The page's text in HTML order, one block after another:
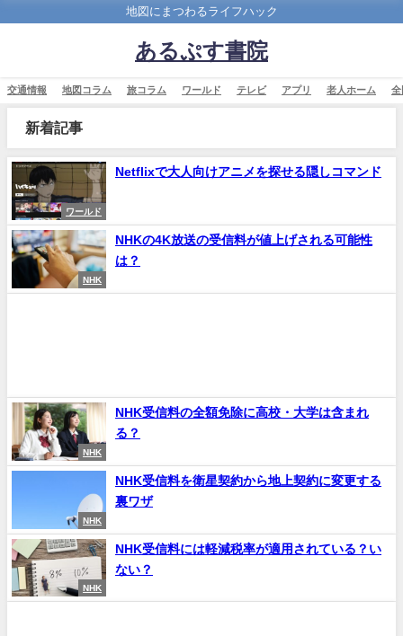
地図にまつわるライフハック
あるぷす書院
交通情報 地図コラム 旅コラム ワールド テレビ アプリ 老人ホーム 全
新着記事
ワールド
Netflixで大人向けアニメを探せる隠しコマンド
NHK
NHKの4K放送の受信料が値上げされる可能性
は？
NHK
NHK受信料の全額免除に高校・大学は含まれ
る？
NHK
NHK受信料を衛星契約から地上契約に変更する
裏ワザ
NHK
NHK受信料には軽減税率が適用されている？い
ない？